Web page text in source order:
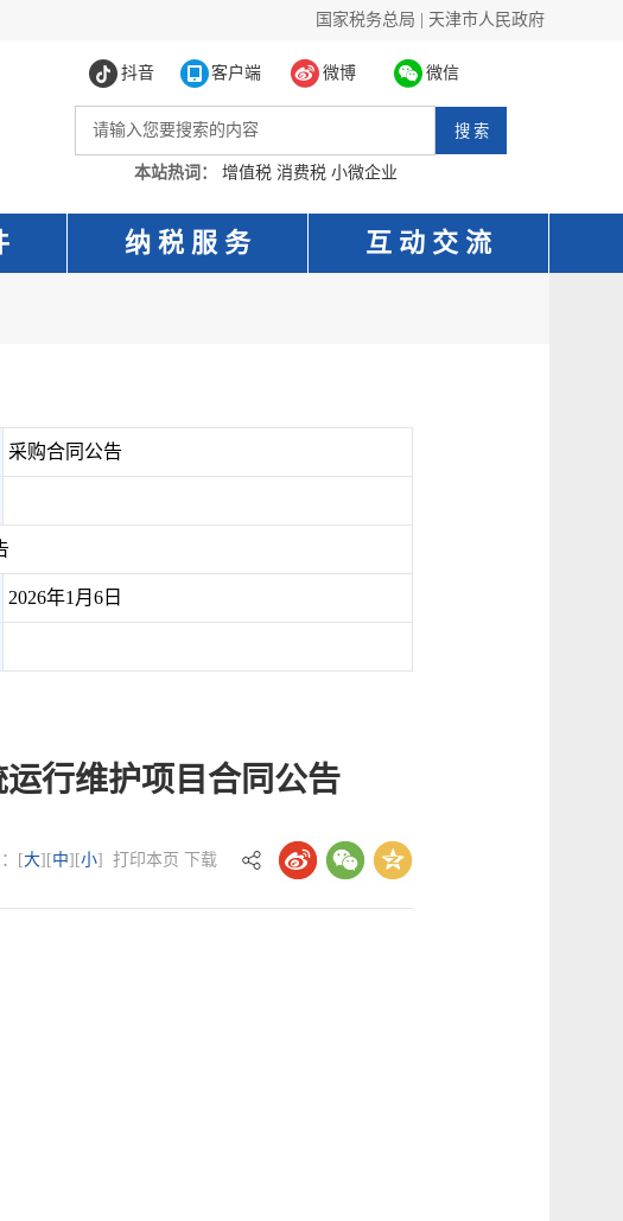
国家税务总局 天津市人民政府
抖音 客户端 微博 微信
本站热词： 增值税 消费税 小微企业
纳 税 服 务 互 动 交 流
采购合同公告
2026年1月6日
行维护项目合同公告
[大][中][小] 打印本页 下载